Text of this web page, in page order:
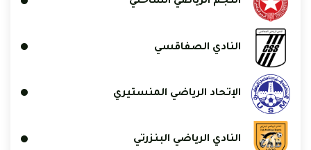
النادي الصفاقسي
الإتحاد الرياضي المنستيري
النادي الرياضي البنزرتي